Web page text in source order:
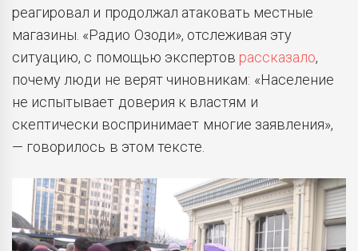
реагировал и продолжал атаковать местные
магазины. «Радио Озоди», отслеживая эту
ситуацию, с помощью экспертов рассказало,
почему люди не верят чиновникам: «Население
не испытывает доверия к властям и
скептически воспринимает многие заявления»,
— говорилось в этом тексте.